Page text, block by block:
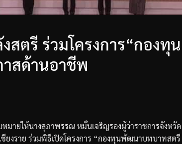
สตรี ร่วมโครงการ“กองทุน
สด้านอาชีพ
มายให้นางสุภาพรรณหมั่นเจริญรองผู้ว่าราชการจังหวัด
ยงราย ร่วมพิธีเปิดโครงการ “กองทุนพัฒนาบทบาทสตรี